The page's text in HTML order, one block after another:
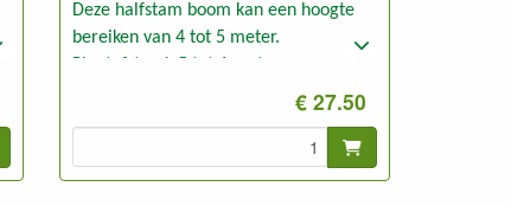
Deze halfstam boom kan een hoogte
bereiken van 4 tot 5 meter.
€ 27.50